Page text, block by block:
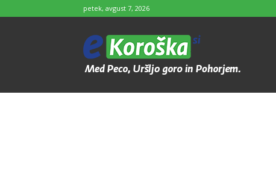
petek, avgust 7, 2026
e-
Koroška